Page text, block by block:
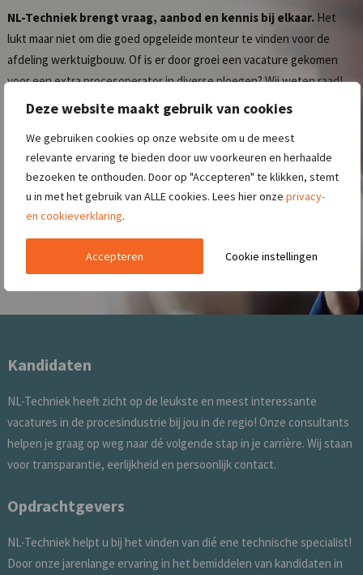
Deze website maakt gebruik van cookies
We gebruiken cookies op onze website om u de meest
relevante ervaring te bieden door uw voorkeuren en herhaalde
bezoeken te onthouden. Door op "Accepteren" te klikken, stemt
u in met het gebruik van ALLE cookies. Lees hier onze privacy-
en cookieverklaring.
Cookie instellingen
Accepteren
NL-Techniek brengt vraag, aanbod en kennis bij elkaar. Het
lukt maar niet om die goed opgeleide monteur te vinden voor de
afdeling werktuigbouw. Of is er door groei een vacature gekomen
voor een extra procesoperator in diverse ploegen? Wij weten raad!
Door het inzetten van ons uitgebreide netwerk en door gebruik te
efficiënt de juiste kandidaten voor u!
Lees meer over hetaanmelden van een vacature
CONTACT OPNEMEN
Kandidaten
NL-Techniek heeft zicht op de leukste en meest interessante
vacatures in de procesindustrie bij jou in de regio! Onze consultants
helpen je graag op weg naar dé volgende stap in je carrière. Wij staan
voor transparantie, eerlijkheid en persoonlijk contact.
Opdrachtgevers
NL-Techniek helpt u bij het vinden van dié ene technische specialist!
Door onze jarenlange ervaring in het bemiddelen van kandidaten in